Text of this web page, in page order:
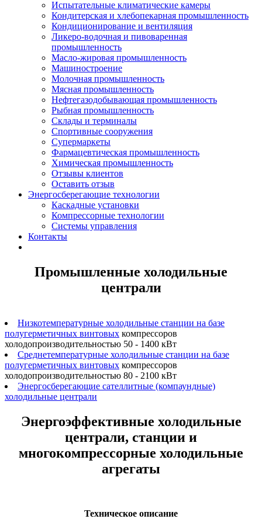
Испытательные климатические камеры
Кондитерская и хлебопекарная промышленность
Кондиционирование и вентиляция
Ликеро-водочная и пивоваренная
промышленность
Масло-жировая промышленность
Машиностроение
Молочная промышленность
Мясная промышленность
Нефтегазодобывающая промышленность
Рыбная промышленность
Склады и терминалы
Спортивные сооружения
Супермаркеты
Фармацевтическая промышленность
Химическая промышленность
Отзывы клиентов
Оставить отзыв
Энергосберегающие технологии
Каскадные установки
Компрессорные технологии
Системы управления
Контакты
Промышленные холодильные
централи
Низкотемпературные холодильные станции на базе
полугерметичных винтовых компрессоров
холодопроизводительностью 50 - 1400 кВт
Среднетемпературные холодильные станции на базе
полугерметичных винтовых компрессоров
холодопроизводительностью 80 - 2100 кВт
Энергосберегающие сателлитные (компаундные)
холодильные централи
Энергоэффективные холодильные
централи, станции и
многокомпрессорные холодильные
агрегаты
Техническое описание